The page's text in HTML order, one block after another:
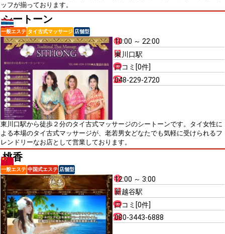
ッフが揃っております。
シートーン
一般エステ タイ古式マッサージ 店舗型
10:00 ～ 22:00
東川口駅
口コミ[0件]
048-229-2720
東川口駅から徒歩２分のタイ古式マッサージのシートーンです。タイ女性に
よる本場のタイ古式マッサージが、老若男女どなたでも気軽に受けられるフ
レンドリーなお店として営業しております。
桃香
一般エステ 中国式エステ 店舗型
12:00 ～ 3:00
新越谷駅
口コミ[0件]
080-3443-6888